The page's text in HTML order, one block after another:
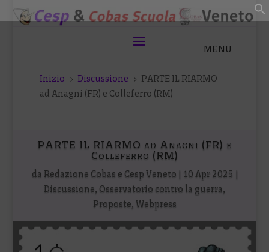
Inizio 5 Discussione 5 PARTE IL RIARMO
ad Anagni (FR) e Colleferro (RM)
PARTE IL RIARMO ad Anagni (FR) e
Colleferro (RM)
da Redazione Cobas e Cesp Veneto 10 Apr 2025
Discussione, Osservatorio contro la guerra,
Proposte, Webpress